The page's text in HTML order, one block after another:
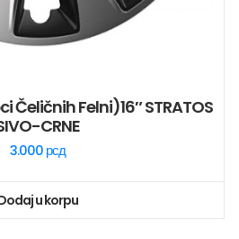
Čeličnih Felni)16″ STRATOS
CRNE
3.000 рсд
u korpu